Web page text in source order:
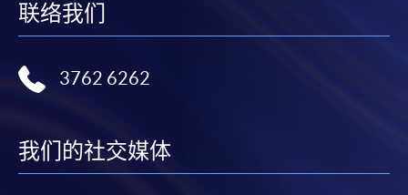
联络我们
3762 6262
我们的社交媒体